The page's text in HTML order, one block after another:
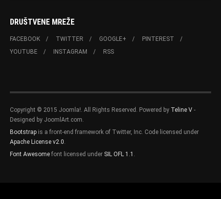
DRUŠTVENE MREŽE
FACEBOOK TWITTER GOOGLE+
PINTEREST
YOUTUBE
INSTAGRAM RSS
Copyright © 2015 Joomla!. All Rights Reserved. Powered by Teline V -
Designed by JoomlArt.com.
Bootstrap is a front-end framework of Twitter, Inc. Code licensed under
Apache License v2.0.
Font Awesome font licensed under SIL OFL 1.1 .